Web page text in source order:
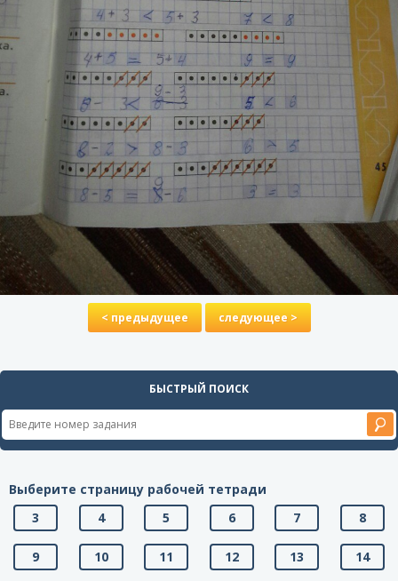
< предыдущее следующее >
БЫСТРЫЙ ПОИСК
Выберите страницу рабочей тетради
3
4 5 6 7 8
9 10 11 12 13 14